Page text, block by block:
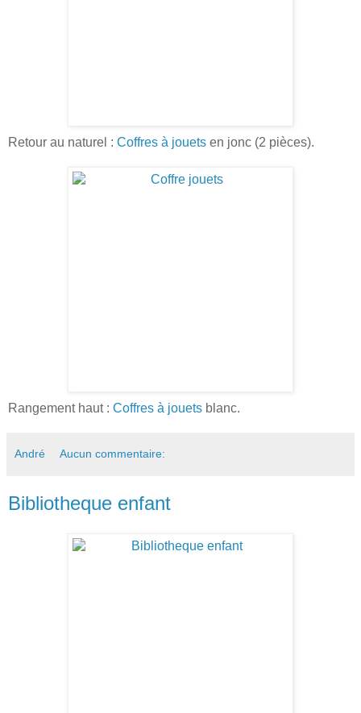
Retour au naturel : Coffres à jouets en jonc (2 pièces).
Rangement haut : Coffres à jouets blanc.
André Aucun commentaire:
Bibliotheque enfant